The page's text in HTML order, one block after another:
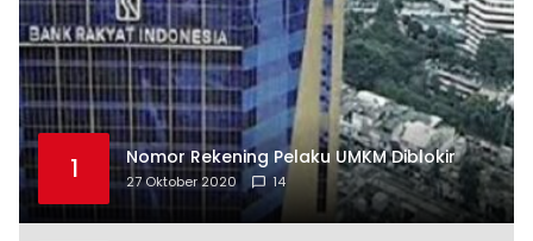
1 Nomor Rekening Pelaku UMKM Diblokir
27 Oktober 2020 14